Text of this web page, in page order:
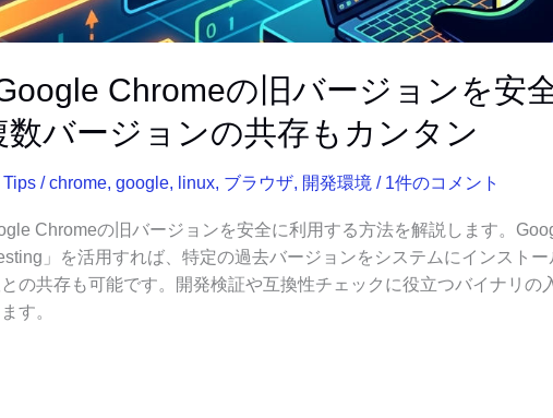
Chromeの旧バージョンを安
数バージョンの共存もカンタン
Tips /chrome, google, linux, ブラウザ, 開発環境 / 1件のコメント
Chromeの旧バージョンを安全に利用する方法を解説します。
」を活用すれば、特定の過去バージョンをシステムにインスト
の共存も可能です。開発検証や互換性チェックに役立つバイナリの
す。